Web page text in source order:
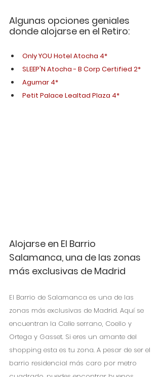
Algunas opciones geniales
donde alojarse en el Retiro:
Only YOU Hotel Atocha 4*
SLEEP'N Atocha - B Corp Certified 2*
Agumar 4*
Petit Palace Lealtad Plaza 4*
Alojarse en El Barrio
Salamanca, una de las zonas
más exclusivas de Madrid
El Barrio de Salamanca es una de las
zonas más exclusivas de Madrid. Aquí se
encuentran la Calle serrano, Coello y
Ortega y Gasset. Si eres un amante del
shopping esta es tu zona. A pesar de ser el
barrio residencial más caro por metro